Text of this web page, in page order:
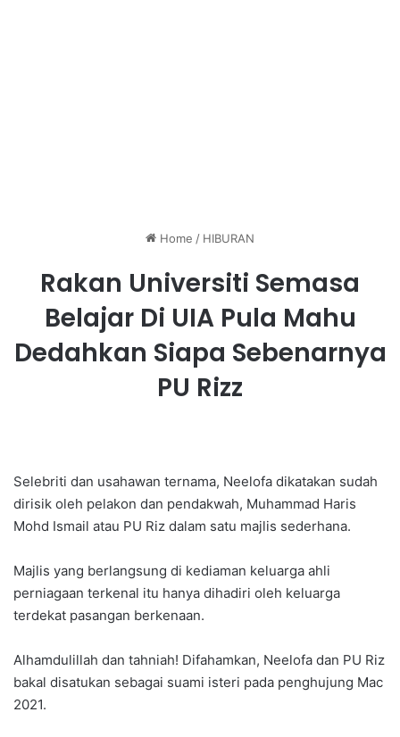
Home / HIBURAN
Rakan Universiti Semasa
Belajar Di UIA Pula Mahu
Dedahkan Siapa Sebenarnya
PU Rizz
Selebriti dan usahawan ternama, Neelofa dikatakan sudah
dirisik oleh pelakon dan pendakwah, Muhammad Haris
Mohd Ismail atau PU Riz dalam satu majlis sederhana.
Majlis yang berlangsung di kediaman keluarga ahli
perniagaan terkenal itu hanya dihadiri oleh keluarga
terdekat pasangan berkenaan.
Alhamdulillah dan tahniah! Difahamkan, Neelofa dan PU Riz
bakal disatukan sebagai suami isteri pada penghujung Mac
2021.